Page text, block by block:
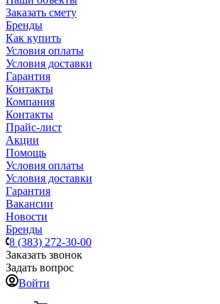
Заказать смету
Бренды
Как купить
Условия оплаты
Условия доставки
Гарантия
Контакты
Компания
Контакты
Прайс-лист
Акции
Помощь
Условия оплаты
Условия доставки
Гарантия
Вакансии
Новости
Бренды
8 (383) 272-30-00
Заказать звонок
Задать вопрос
Войти